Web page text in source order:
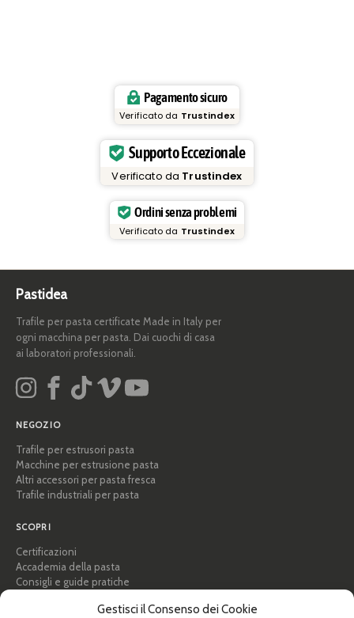
Gestisci il Consenso dei Cookie
Pagamento sicuro
Verificato da Trustindex
Supporto Eccezionale
Verificato da Trustindex
Ordini senza problemi
Verificato da Trustindex
Pastidea
Trafile per pasta certificate Made in Italy per
ogni macchina per pasta. Dai cuochi di casa
ai laboratori professionali.
NEGOZIO
Trafile per estrusori pasta
Macchine per estrusione pasta
Altri accessori per pasta fresca
Trafile industriali per pasta
SCOPRI
Certificazioni
Accademia della pasta
Consigli e guide pratiche
Professionisti e B2B